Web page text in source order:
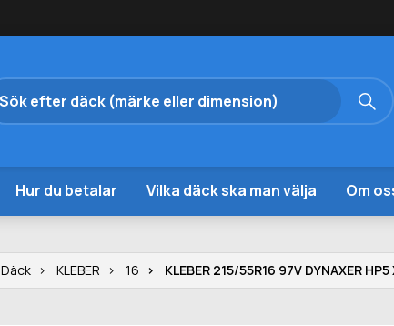
Hur du betalar Vilka däck ska man välja Om
Däck KLEBER 16 KLEBER 215/55R16 97V DYNAXER HP5